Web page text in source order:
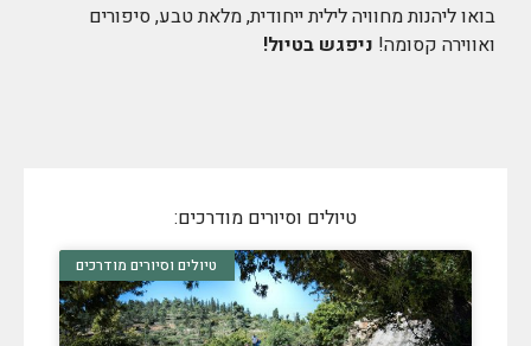
בואו ליהנות מחוויה לילית ייחודית, מלאת טבע, סיפורים
ואווירה קסומה! ניפגש בטיול!
טיולים וסיורים מודרכים:
טיולים וסיורים מודרכים